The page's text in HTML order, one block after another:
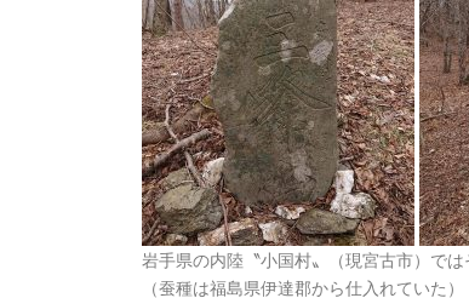
岩手県の内陸〝小国村〟（現宮古市）では
（蚕種は福島県伊達郡から仕入れていた）